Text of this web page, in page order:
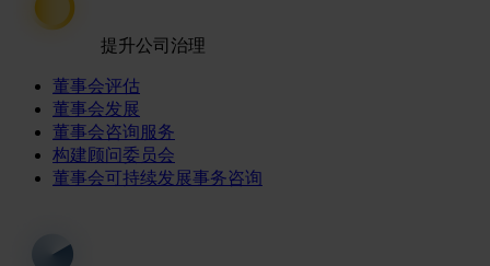
提升公司治理
董事会评估
董事会发展
董事会咨询服务
构建顾问委员会
董事会可持续发展事务咨询